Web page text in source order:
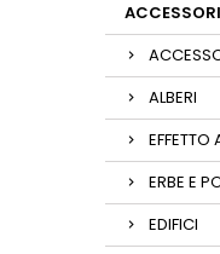
ALBERI
ERBE E
EDIFICI